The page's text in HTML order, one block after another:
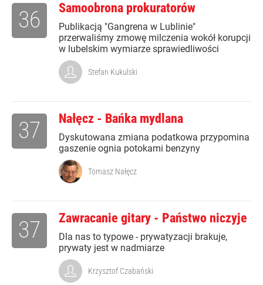
Samoobrona prokuratorów
Publikacją "Gangrena w Lublinie"
przerwaliśmy zmowę milczenia wokół korupcji
w lubelskim wymiarze sprawiedliwości
36
Stefan Kukulski
Nałęcz - Bańka mydlana
Dyskutowana zmiana podatkowa przypomina
gaszenie ognia potokami benzyny
37
Tomasz Nałęcz
Zawracanie gitary - Państwo niczyje
Dla nas to typowe - prywatyzacji brakuje,
prywaty jest w nadmiarze
37
Krzysztof Czabański